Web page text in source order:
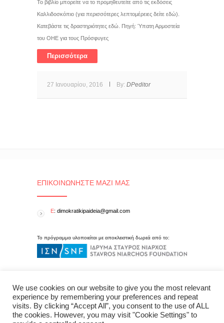
Το βιβλίο μπορείτε να το προμηθευτείτε από τις εκδόσεις
Καλλιδοσκόπιο (για περισσότερες λεπτομέρειες δείτε εδώ).
Κατεβάστε τις δραστηριότητες εδώ. Πηγή: Ύπατη Αρμοστεία
του ΟΗΕ για τους Πρόσφυγες
Περισσότερα
27 Ιανουαρίου, 2016 By: DPeditor
ΕΠΙΚΟΙΝΩΝΉΣΤΕ ΜΑΖΊ ΜΑΣ
E: dimokratikipaideia@gmail.com
Το πρόγραμμα υλοποιείται με αποκλειστική δωρεά από το:
We use cookies on our website to give you the most relevant
experience by remembering your preferences and repeat
visits. By clicking “Accept All”, you consent to the use of ALL
the cookies. However, you may visit "Cookie Settings" to